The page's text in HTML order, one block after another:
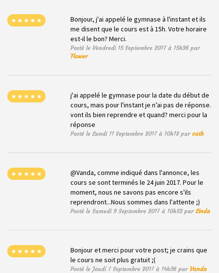
Bonjour, j'ai appelé le gymnase à l'instant et ils
me disent que le cours est à 15h. Votre horaire
est-il le bon? Merci.
Posté le Vendredi 15 Septembre 2017 à 15h36 par
Flower
j'ai appelé le gymnase pour la date du début de
cours, mais pour l'instant je n’ai pas de réponse.
vont ils bien reprendre et quand? merci pour la
réponse
Posté le Lundi 11 Septembre 2017 à 10h18 parcath
@Vanda, comme indiqué dans l'annonce, les
cours se sont terminés le 24 juin 2017. Pour le
moment, nous ne savons pas encore s'ils
reprendront...Nous sommes dans l'attente ;)
Posté le Samedi 9 Septembre 2017 à 10h53 parLinda
Bonjour et merci pour votre post; je crains que
le cours ne soit plus gratuit ;(
Posté le Jeudi 7 Septembre 2017 à 14h56 par Vanda